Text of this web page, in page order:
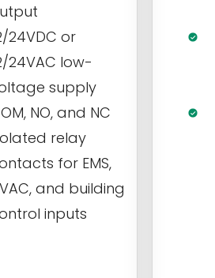
24VDC or
24VAC low-
supply
NO, and NC
relay
for EMS,
and building
inputs